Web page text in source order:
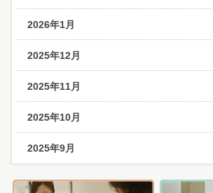
2026年1月
2025年12月
2025年11月
2025年10月
2025年9月